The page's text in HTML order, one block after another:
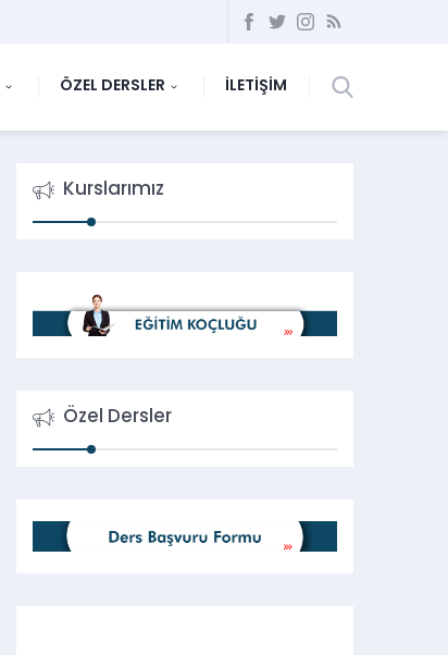
ÖZEL DERSLER İLETİŞİM
Kurslarımız
Özel Dersler